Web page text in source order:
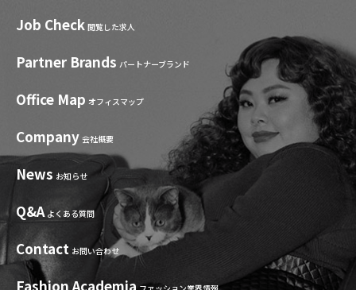
Job Check 閲覧した求人
Partner Brands パートナーブランド
Office Map オフィスマップ
Company 会社概要
News お知らせ
Q&A よくある質問
Contact お問い合わせ
Fashion Academia